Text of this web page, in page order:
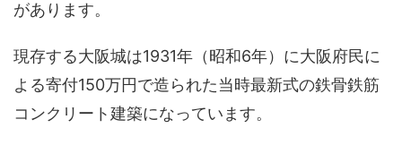
があります。
現存する大阪城は1931年（昭和6年）に大阪府民に
よる寄付150万円で造られた当時最新式の鉄骨鉄筋
コンクリート建築になっています。